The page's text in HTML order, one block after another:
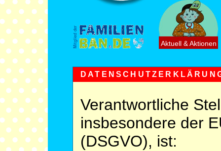
Aktuell & Aktionen
Verantwortliche
insbesondere der
(DSGVO), ist: